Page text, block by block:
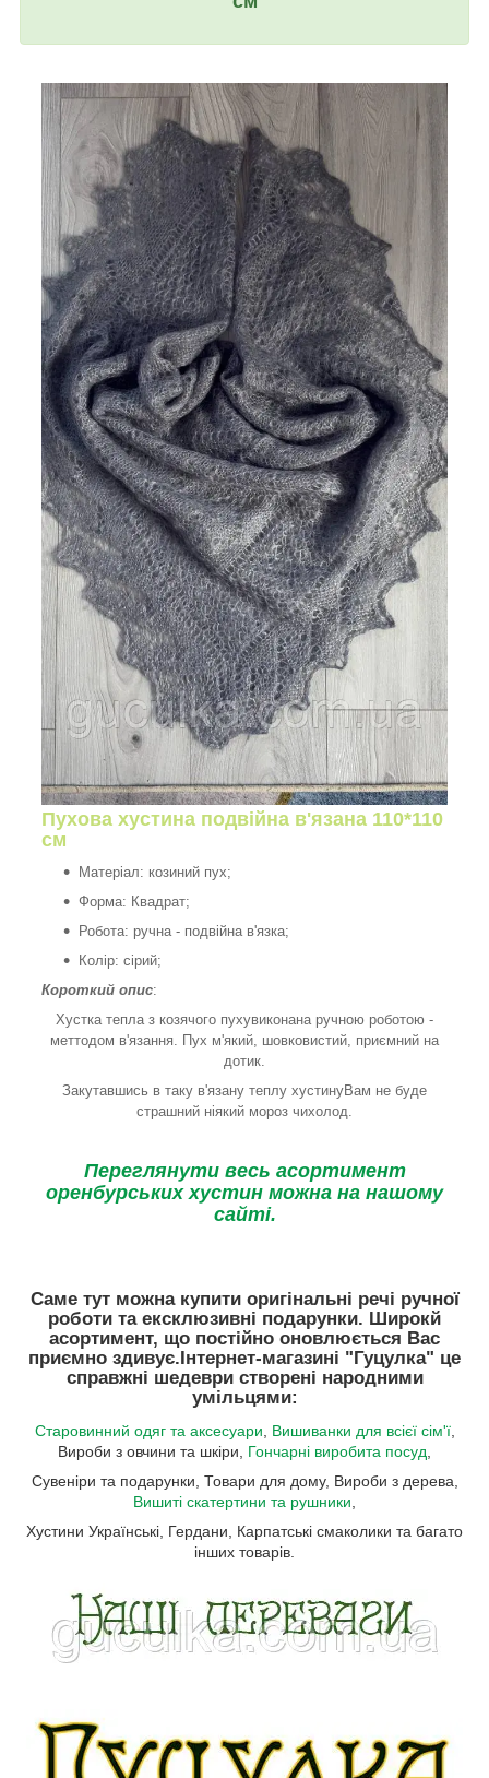
Пухова хустина подвійна в'язана 110*110
см
Матеріал: козиний пух;
Форма: Квадрат;
Робота: ручна - подвійна в'язка;
Колір: сірий;
Короткий опис:
Хустка тепла з козячого пухувиконана ручною роботою -
меттодом в'язання. Пух м'який, шовковистий, приємний на
дотик.
Закутавшись в таку в'язану теплу хустинуВам не буде
страшний ніякий мороз чихолод.
Переглянути весь асортимент
оренбурських хустин можна на нашому
сайті.
Саме тут можна купити оригінальні речі ручної
роботи та ексклюзивні подарунки. Широкй
асортимент, що постійно оновлюється Вас
приємно здивує.Інтернет-магазині "Гуцулка" це
справжні шедеври створені народними
умільцями:
Старовинний одяг та аксесуари Вишиванки для всієї сім'ї,
Вироби з овчини та шкіри,
Гончарні виробита посуд
Сувеніри та подарунки, Товари для дому, Вироби з дерева,
Вишиті скатертини та рушники
Хустини Українські, Гердани, Карпатські смаколики та багато
інших товарів.